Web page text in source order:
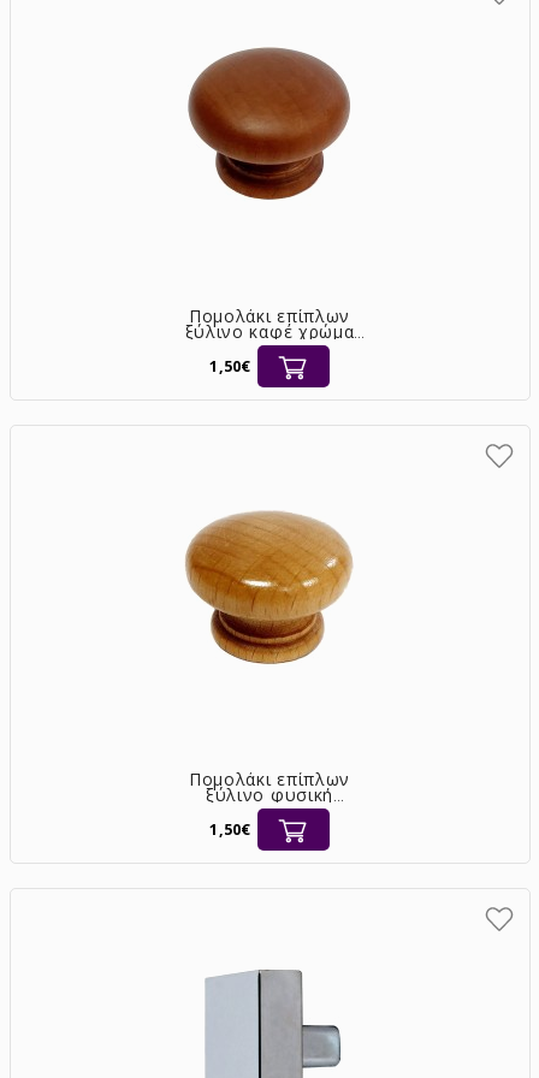
Πομολάκι επίπλων
ξύλινο καφέ χρώμα
[3819/35]
1,50€
Πομολάκι επίπλων
ξύλινο φυσική
απόχρωση [3819/35]
1,50€